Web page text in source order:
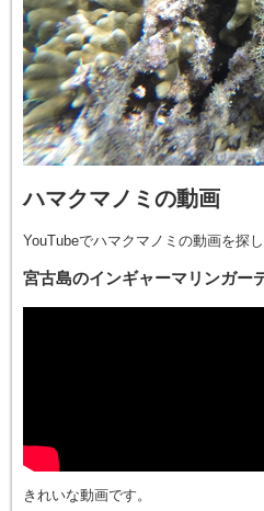
ハマクマノミの動画
YouTubeでハマクマノミの動画を探し
宮古島のインギャーマリンガー
きれいな動画です。